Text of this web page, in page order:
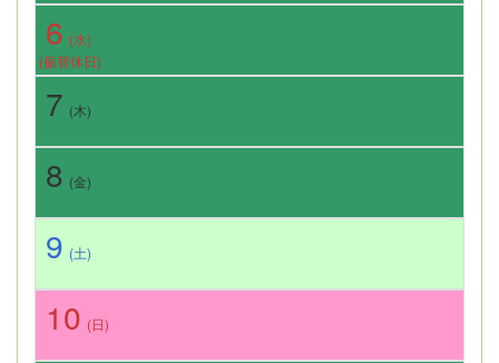
6 (水)
(振替休日)
7 (木)
8 (金)
9 (土)
10 (日)